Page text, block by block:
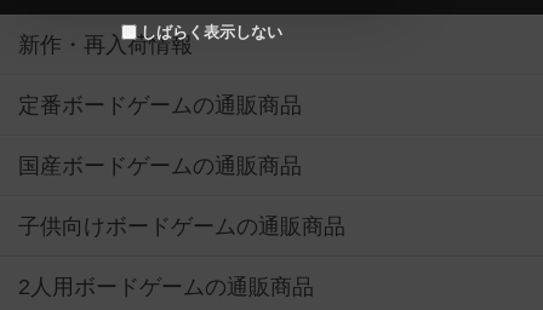
しばらく表示しない
新作・再入荷情報
定番ボードゲームの通販商品
国産ボードゲームの通販商品
子供向けボードゲームの通販商品
2人用ボードゲームの通販商品